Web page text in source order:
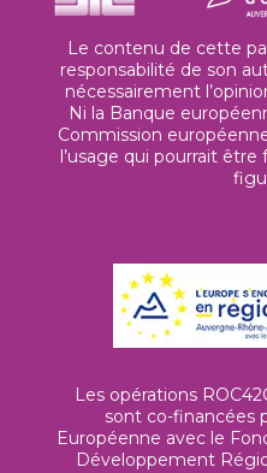
Le contenu de cette
responsabilité de son
nécessairement
Ni la Banque
Commission
l’usage qui pourrait
Les opérations
sont co-financées
Européenne avec le
Développement